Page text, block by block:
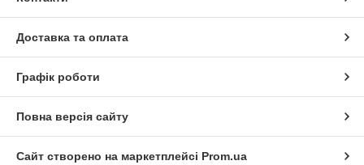
Доставка та оплата
Графік роботи
Повна версія сайту
Сайт створено на маркетплейсі Prom.ua